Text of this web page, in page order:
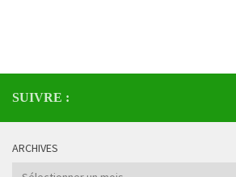
SUIVRE :
ARCHIVES
Archives